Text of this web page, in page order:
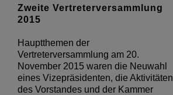
Zweite Vertreterversammlung
2015
Hauptthemen der
Vertreterversammlung am 20.
November 2015 waren die Neuwahl
eines Vizepräsidenten, die Aktivitäten
des Vorstandes und der Kammer